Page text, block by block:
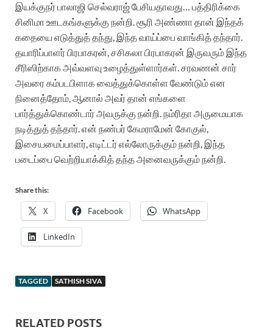
இயக்குநர் பாலாஜி செல்வராஜ் பேசியதாவது… பத்திரிக்கை
சினிமா ஊடகங்களுக்கு நன்றி. சூரி அண்ணா தான் இந்தக்
கதையை எடுத்துத் தந்து, இந்த வாய்ப்பை வாங்கித் தந்தார்.
தயாரிப்பாளர் பிரபாகரன், சசிகலா பிரபாகரன் இருவரும் இந்த
சீரிஸிற்காக அவ்வளவு உழைத்துள்ளார்கள். சரவணன் சார்
அவரை கம்படபிளாக வைத்துக்கொள்ள வேண்டும் என
நினைத்தோம், ஆனால் அவர் தான் எங்களை
பார்த்துக்கொண்டார் அவருக்கு நன்றி. நம்ரிதா அருமையாக
நடித்துத் தந்தார். என் நண்பர் கேமராமேன் கோகுல்,
இசையமைப்பாளர், எடிட்டர் எல்லோருக்கும் நன்றி, இந்த
படைப்பை வெற்றியாக்கித் தந்த அனைவருக்கும் நன்றி.
Share this:
X Facebook WhatsApp
LinkedIn
TAGGED SATHISH SIVA
RELATED POSTS